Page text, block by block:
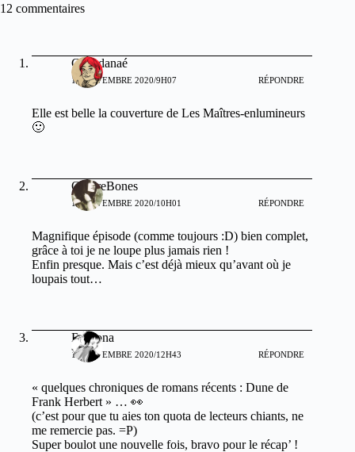
12 commentaires
Célindanaé
17 NOVEMBRE 2020/9H07 RÉPONDRE
Elle est belle la couverture de Les Maîtres-enlumineurs
🙂
OmbreBones
17 NOVEMBRE 2020/10H01 RÉPONDRE
Magnifique épisode (comme toujours :D) bien complet,
grâce à toi je ne loupe plus jamais rien !
Enfin presque. Mais c’est déjà mieux qu’avant où je
loupais tout…
Baroona
17 NOVEMBRE 2020/12H43 RÉPONDRE
« quelques chroniques de romans récents : Dune de
Frank Herbert » … 👀
(c’est pour que tu aies ton quota de lecteurs chiants, ne
me remercie pas. =P)
Super boulot une nouvelle fois, bravo pour le récap’ !